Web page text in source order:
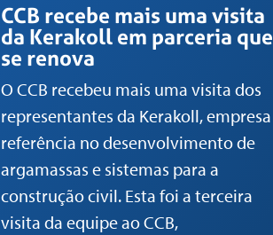
CCB recebe mais uma visita
da Kerakoll em parceria que
se renova
O CCB recebeu mais uma visita dos
representantes da Kerakoll, empresa
referência no desenvolvimento de
argamassas e sistemas para a
construção civil. Esta foi a terceira
visita da equipe ao CCB,